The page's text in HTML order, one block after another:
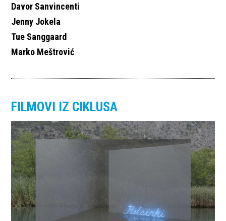
Davor Sanvincenti
Jenny Jokela
Tue Sanggaard
Marko Meštrović
FILMOVI IZ CIKLUSA